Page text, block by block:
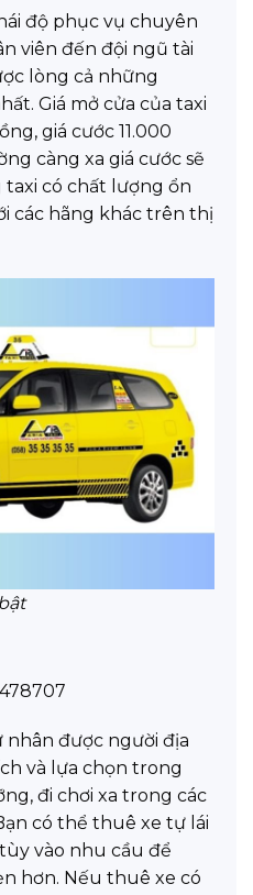
độ phục vụ chuyên
viên đến đội ngũ tài
lòng cả những
Giá mở cửa của taxi
giá cước 11.000
càng xa giá cước sẽ
taxi có chất lượng ổn
các hãng khác trên thị
được người địa
và lựa chọn trong
đi chơi xa trong các
có thể thuê xe tự lái
vào nhu cầu để
hơn. Nếu thuê xe có